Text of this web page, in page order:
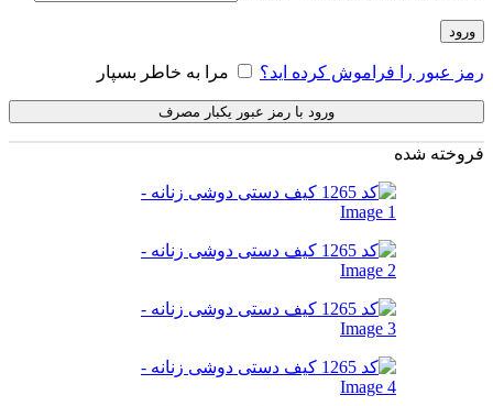
ورود
رمز عبور را فراموش کرده اید؟ مرا به خاطر بسپار
ورود با رمز عبور یکبار مصرف
فروخته شده